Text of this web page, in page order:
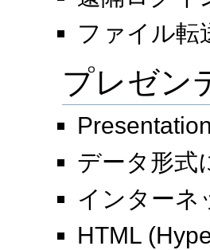
ファイル転
プレゼン
データ形式
インターネ
HTML